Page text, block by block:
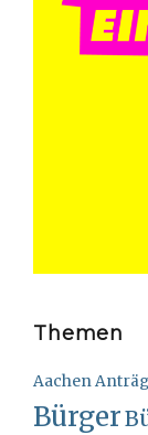
Themen
Aachen
Bürger